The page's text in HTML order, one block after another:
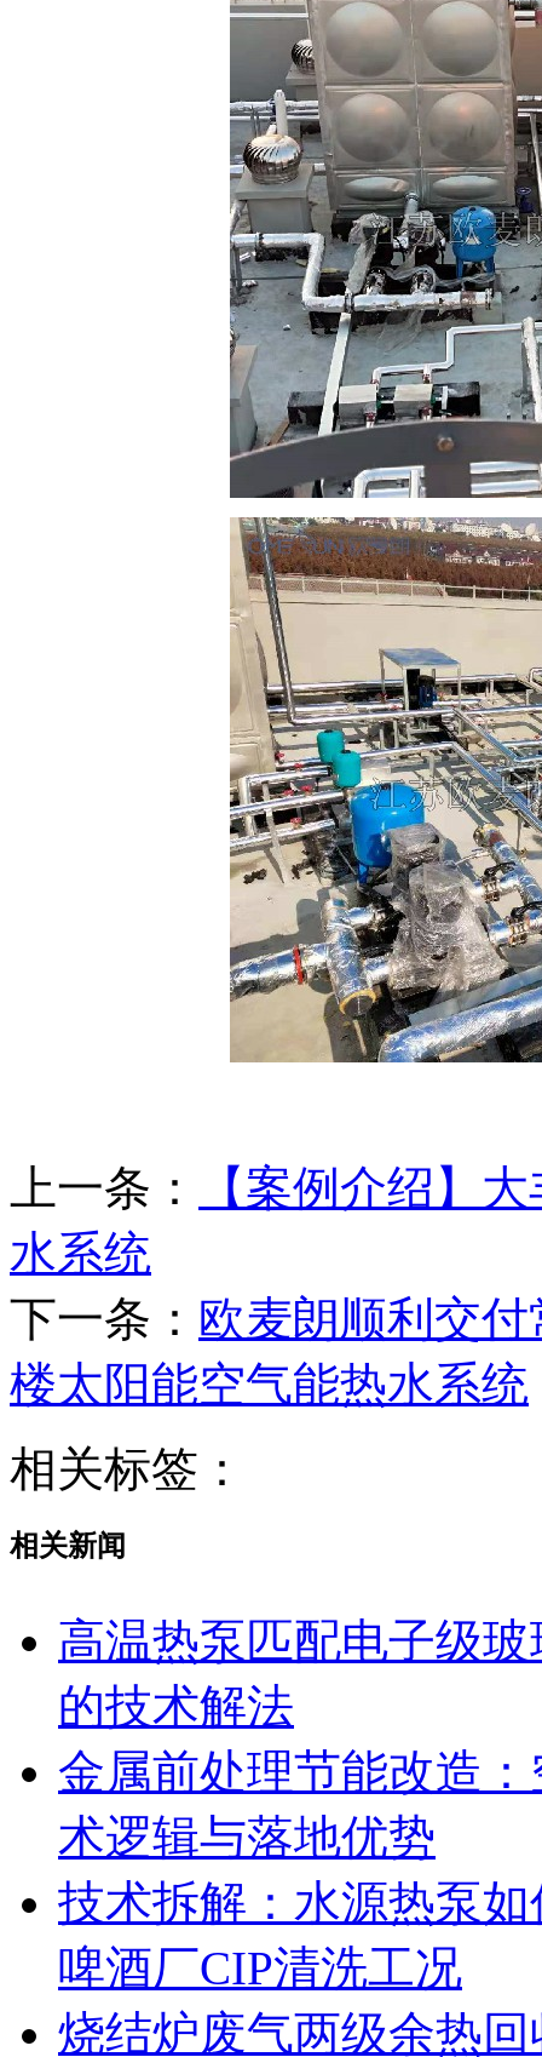
上一条：
【案例介绍】
水系统
下一条： 欧麦朗顺利交
楼太阳能空气能热水系统
相关标签：
相关新闻
高温热泵匹配电子级
的技术解法
金属前处理节能改造
术逻辑与落地优势
技术拆解：水源热泵
啤酒厂CIP清洗工况
烧结炉废气两级余热